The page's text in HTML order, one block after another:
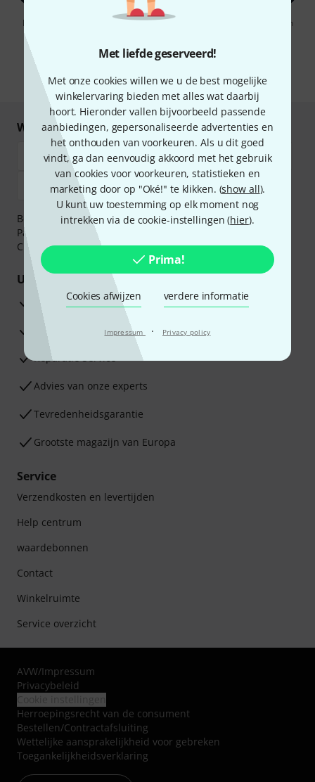
Met liefde geserveerd!
Met onze cookies willen we u de best mogelijke
winkelervaring bieden met alles wat daarbij
hoort. Hieronder vallen bijvoorbeeld passende
aanbiedingen, gepersonaliseerde advertenties en
het onthouden van voorkeuren. Als u dit goed
vindt, ga dan eenvoudig akkoord met het gebruik
van cookies voor voorkeuren, statistieken en
marketing door op "Oké!" te klikken. (show all).
U kunt uw toestemming op elk moment nog
intrekken via de cookie-instellingen (hier).
Prima!
Cookies afwijzen verdere informatie
Impressum · Privacy policy
Door op "Registreer nu" te klikken, gaat u akkoord met het ontvangen
gegevensbescherming.
* Benodigd
Winkel en betaal veilig
Betaalt u veilig en vertrouwd met Bankoverschrijving,
PayPal, iDEAL,
Klarna Betaal Nu
Creditcard.
Uw voordelen
3 jaar Thomann garantie
30 dagen Money Back-garantie
Reparatie Service
Advies van onze experts
Tevredenheidsgarantie
Grootste magazijn van Europa
Service
Verzendkosten en levertijden
Help centrum
waardebonnen
Contact
Winkelruimte
Service overzicht
AVW/Impressum
Privacybeleid
Herroepingsrecht van de consument
Bestellen/Contractafsluiting
Wettelijke aansprakelijkheid voor gebreken
Toegankelijkheidsverklaring